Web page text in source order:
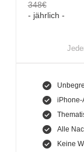
348€
- jährlich -
iPhone-
Alle
Keine